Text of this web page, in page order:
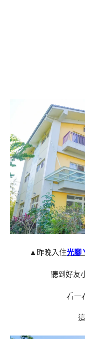
▲昨晚入住光腳
聽到好友
看一